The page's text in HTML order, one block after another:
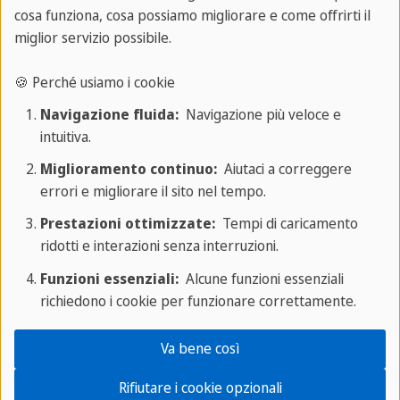
formale, report), e anche qui: non avere paura di
esercitarti!
Scrivere regolarmente
automatizzare struttura, coesione e registro
linguistico. E poi, se leggi ad alta voce ciò che scrivi
diventa anche un esercizio di pronuncia e di
ascolto. Tre in uno!
6.Esercita lo speaking con un partner o un
insegnante
Le prove orali B2 richiedono fluidità e capacità di
argomentare: sarà una delle parti più decisive di
tutto il tuo esame. Perciò, considera fortemente
cosa funziona, cosa possiamo migliorare e come offrirti il
miglior servizio possibile.
🍪 Perché usiamo i cookie
Navigazione fluida:Navigazione più veloce e
intuitiva.
Miglioramento continuo:Aiutaci a correggere
errori e migliorare il sito nel tempo.
Prestazioni ottimizzate:Tempi di caricamento
ridotti e interazioni senza interruzioni.
Funzioni essenziali:Alcune funzioni essenziali
richiedono i cookie per funzionare correttamente.
Rifiutare i cookie opzionali
Va bene così